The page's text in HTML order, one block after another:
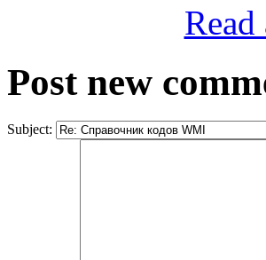
Post new
Subject: